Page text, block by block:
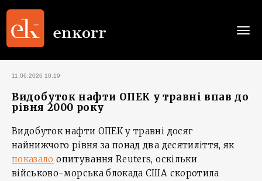
11.06.2026 10:19
Видобуток нафти ОПЕК у травні впав до
рівня 2000 року
Видобуток нафти ОПЕК у травні досяг
найнижчого рівня за понад два десятиліття, як
показало опитування Reuters, оскільки
військово-морська блокада США скоротила